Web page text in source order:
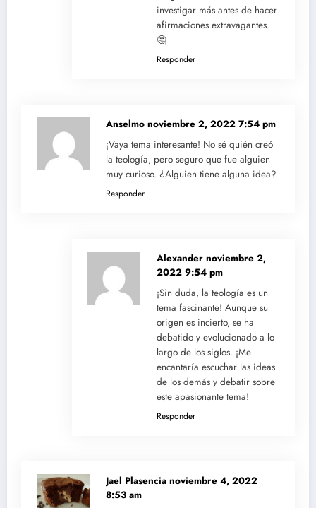
investigar más antes de hacer
afirmaciones extravagantes.
🤔
Responder
Anselmo noviembre 2, 2022 7:54 pm
¡Vaya tema interesante! No sé quién creó
la teología, pero seguro que fue alguien
muy curioso. ¿Alguien tiene alguna idea?
Responder
Alexander noviembre 2,
2022 9:54 pm
¡Sin duda, la teología es un
tema fascinante! Aunque su
origen es incierto, se ha
debatido y evolucionado a lo
largo de los siglos. ¡Me
encantaría escuchar las ideas
de los demás y debatir sobre
este apasionante tema!
Responder
Jael Plasencia noviembre 4, 2022
8:53 am